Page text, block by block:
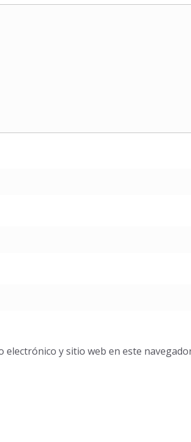
electrónico y sitio web en este